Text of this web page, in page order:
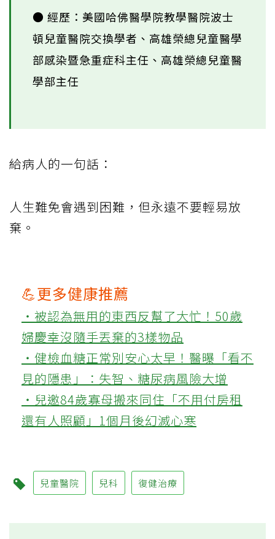
● 經歷：美國哈佛醫學院教學醫院波士
頓兒童醫院交換學者、高雄榮總兒童醫學
部感染暨急重症科主任、高雄榮總兒童醫
學部主任
給病人的一句話：
人生難免會遇到困難，但永遠不要輕易放
棄。
💪更多健康推薦
‧被認為無用的東西反幫了大忙！50歲
婦慶幸沒隨手丟棄的3樣物品
‧健檢血糖正常別安心太早！醫曝「看不
見的隱患」：失智、糖尿病風險大增
‧兒邀84歲寡母搬來同住「不用付房租
還有人照顧」1個月後幻滅心寒
兒童醫院 兒科 復健治療